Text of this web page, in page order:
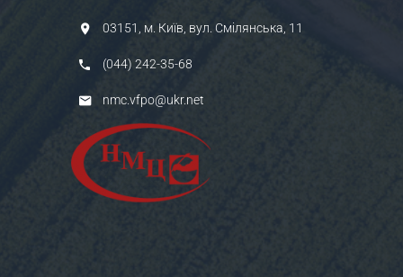
03151, м. Київ, вул. Смілянська, 11
(044) 242-35-68
nmc.vfpo@ukr.net